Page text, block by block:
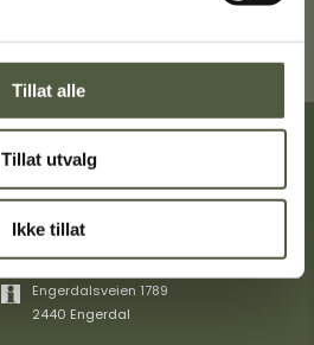
Tillat alle
Tillat utvalg
Ikke tillat
Turistinformasjon
+47 40404349
post@femundengerdal.no
Engerdalsveien 1789
2440 Engerdal